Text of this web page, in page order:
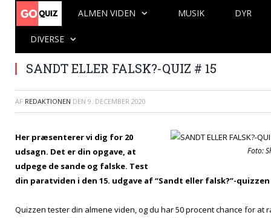
ALMEN VIDEN MUSIK DYR
DIVERSE
SANDT ELLER FALSK?-QUIZ # 15
AF REDAKTIONEN DEN 9. DECEMBER 2020
Foto:
Her præsenterer vi dig for 20
udsagn. Det er din opgave, at
udpege de sande og falske. Test
din paratviden i den 15. udgave af “Sandt eller falsk?”-
Quizzen tester din almene viden, og du har 50 procent chance for at